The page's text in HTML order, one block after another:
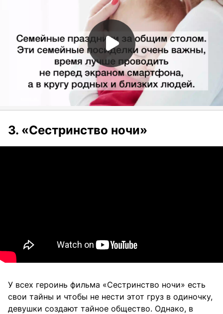
3. «Сестринство ночи»
У всех героинь фильма «Сестринство ночи» есть
свои тайны и чтобы не нести этот груз в одиночку,
девушки создают тайное общество. Однако, в